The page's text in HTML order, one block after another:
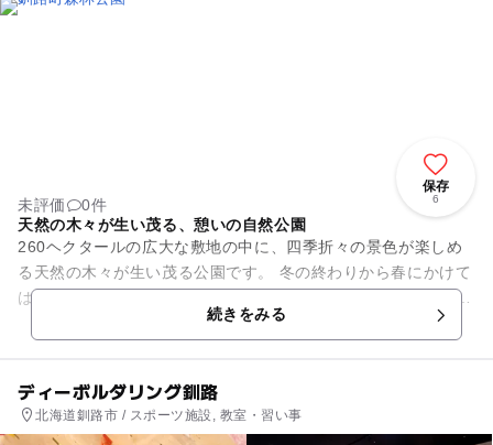
保存
6
未評価
0件
天然の木々が生い茂る、憩いの自然公園
260ヘクタールの広大な敷地の中に、四季折々の景色が楽しめ
る天然の木々が生い茂る公園です。 冬の終わりから春にかけて
は、山菜採りを楽しむ方の姿も見かけます。 散策の森・体験の
続きをみる
ディーボルダリング釧路
北海道釧路市 / スポーツ施設, 教室・習い事